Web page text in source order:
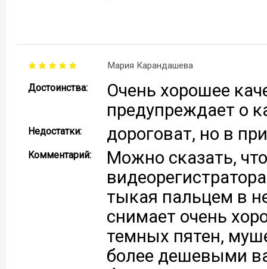
Мария Карандашева
Достоинства:
Очень хорошее
предупреждает о
Недостатки: дороговат, но в
Комментарий:
Можно сказать,
тыкая пальцем в
снимает очень
темных пятен,
более дешевыми